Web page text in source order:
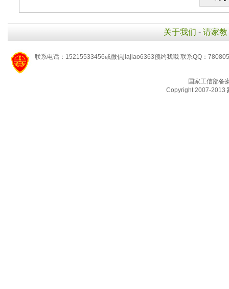
关于我们 - 请家教
联系电话：15215533456或微信jiajiao6363预约我哦 联系QQ：
国家工信部备
Copyright 2007-2013